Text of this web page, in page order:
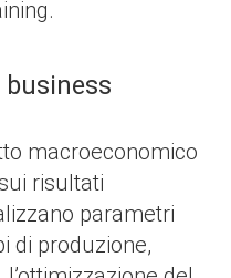
macroeconomico
risultati
parametri
di produzione,